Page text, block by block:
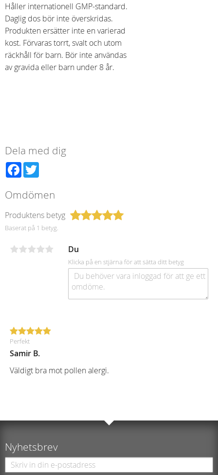
Håller internationell GMP-standard.
Daglig dos bör inte överskridas.
Produkten ersätter inte en varierad
kost. Förvaras torrt, svalt och utom
räckhåll för barn. Bör inte användas
av gravida eller barn under 8 år.
Dela med dig
Facebook
Omdömen
Produktens betyg
Baserat på 1 betyg.
Du
Klicka på en stjärna för att sätta ditt betyg
Perfekt
Samir B.
Väldigt bra mot pollen alergi.
Nyhetsbrev